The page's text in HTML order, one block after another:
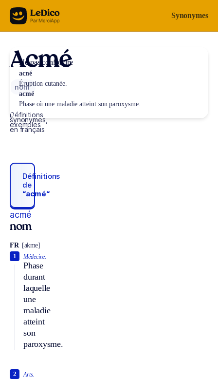
Aller au contenu Synonymes
Acmé
nom
Définitions,
synonymes,
exemples
en français
Définitions
de
“acmé“
acmé
nom
FR [akme]
Médecine.
Phase
durant
laquelle
une
maladie
atteint
son
paroxysme.
1
Arts.
2
Ne pas confondre
acné
Éruption cutanée.
acmé
Phase où une maladie atteint son paroxysme.